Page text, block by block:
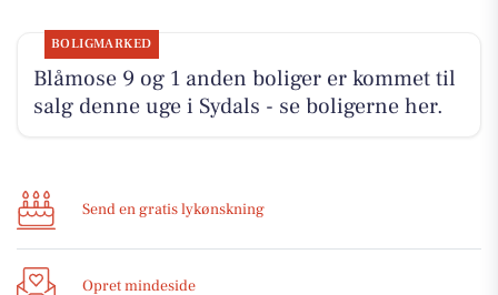
BOLIGMARKED
Blåmose 9 og 1 anden boliger er kommet til
salg denne uge i Sydals - se boligerne her.
Send en gratis lykønskning
Opret mindeside